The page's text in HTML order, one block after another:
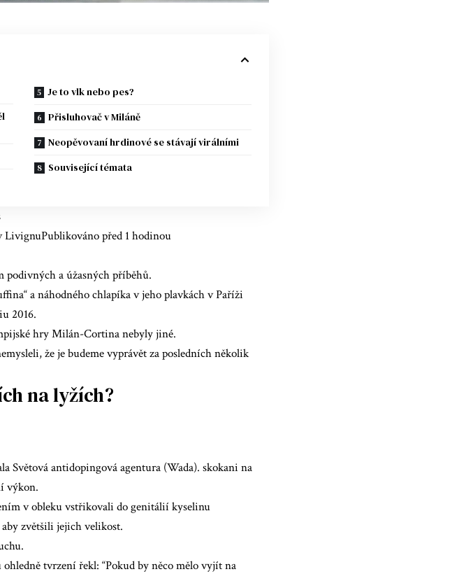
Je to vlk nebo pes?
Přisluhovač v Miláně
Neopěvovaní hrdinové se stávají virálními
Související témata
před 1 hodinou
podivných a úžasných příběhů.
a náhodného chlapíka v jeho plavkách v Paříži
2016.
hry Milán-Cortina nebyly jiné.
že je budeme vyprávět za posledních několik
na lyžích?
Světová antidopingová agentura (Wada). skokani na
výkon.
v obleku vstřikovali do genitálií kyselinu
zvětšili jejich velikost.
tvrzení řekl: “Pokud by něco mělo vyjít na